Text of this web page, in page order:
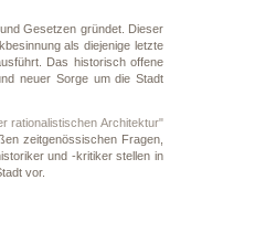
Gesetzen gründet. Dieser
als diejenige letzte
Das historisch offene
neuer Sorge um die Stadt
rationalistischen Architektur"
zeitgenössischen Fragen,
und -kritiker stellen in
vor.